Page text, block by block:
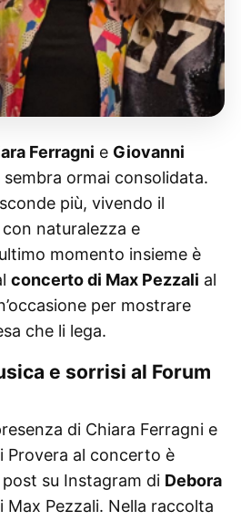
Ferragni e Giovanni
sembra ormai consolidata.
più, vivendo il
naturalezza e
momento insieme è
concerto di Max Pezzali al
per mostrare
che li lega.
e sorrisi al Forum
di Chiara Ferragni e
Provera al concerto è
su Instagram di Debora
Max Pezzali. Nella raccolta